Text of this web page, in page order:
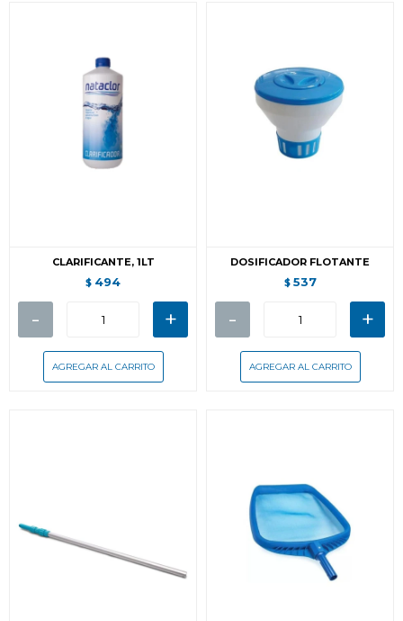
CLARIFICANTE, 1LT
$ 494
- +
DOSIFICADOR FLOTANTE
$ 537
- +